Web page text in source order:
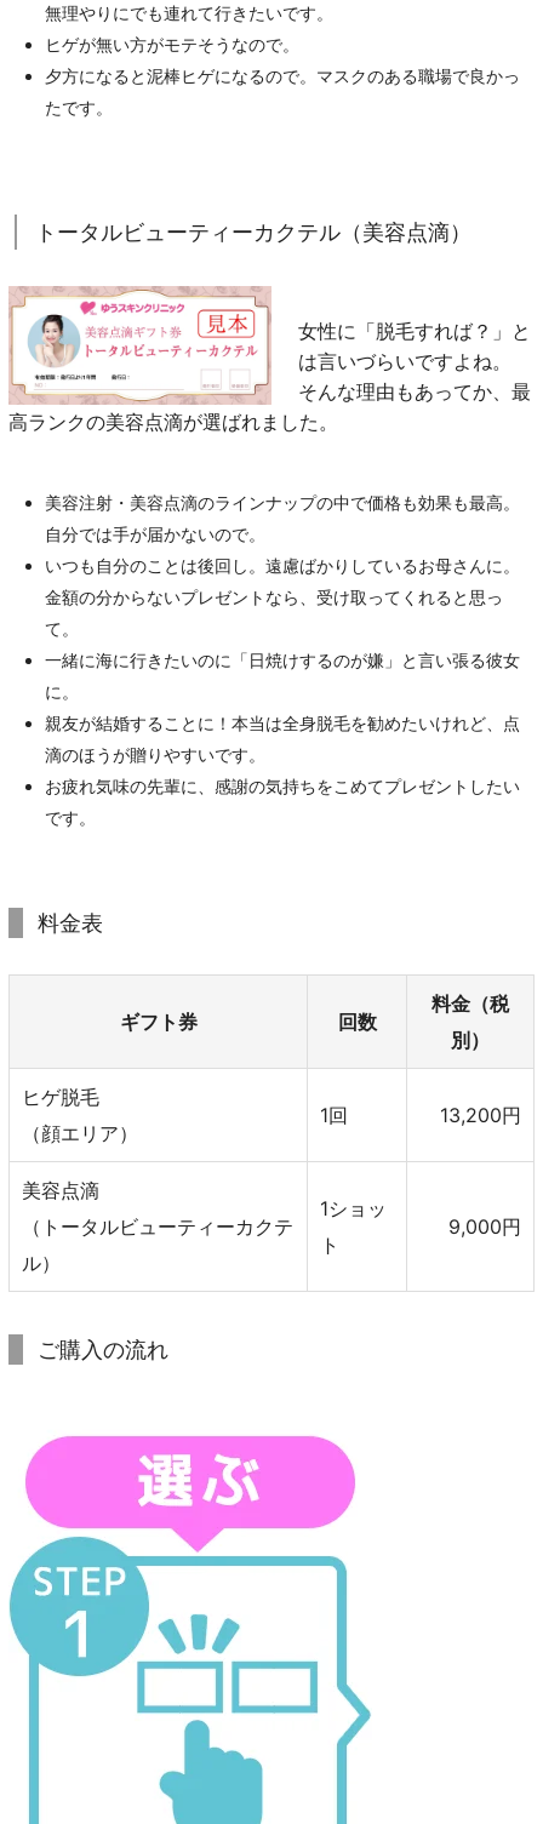
無理やりにでも連れて行きたいです。
ヒゲが無い方がモテそうなので。
夕方になると泥棒ヒゲになるので。マスクのある職場で良かっ
たです。
トータルビューティーカクテル（美容点滴）
女性に「脱毛すれば？」と
は言いづらいですよね。
そんな理由もあってか、最
高ランクの美容点滴が選ばれました。
美容注射・美容点滴のラインナップの中で価格も効果も最高。
自分では手が届かないので。
いつも自分のことは後回し。遠慮ばかりしているお母さんに。
金額の分からないプレゼントなら、受け取ってくれると思っ
て。
一緒に海に行きたいのに「日焼けするのが嫌」と言い張る彼女
に。
親友が結婚することに！本当は全身脱毛を勧めたいけれど、点
滴のほうが贈りやすいです。
お疲れ気味の先輩に、感謝の気持ちをこめてプレゼントしたい
です。
料金表
ギフト券 回数
料金（税
別）
ヒゲ脱毛
（顔エリア）
1回 13,200円
美容点滴
（トータルビューティーカクテ
ル）
1ショッ
ト
9,000円
ご購入の流れ